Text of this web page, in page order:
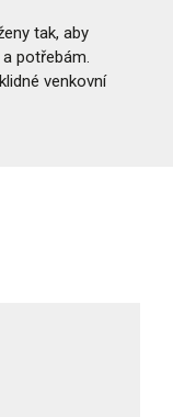
tak, aby
potřebám.
venkovní